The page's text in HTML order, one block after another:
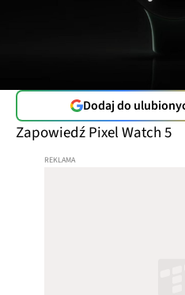
Dodaj do
Zapowiedź Pixel Watch 5